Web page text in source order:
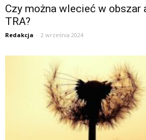
Czy można wlecieć w obszar
TRA?
Redakcja - 2 września 2024